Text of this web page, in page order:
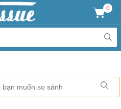
0